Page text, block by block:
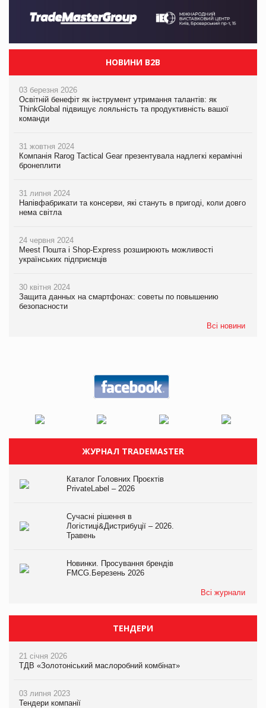
НОВИНИ B2B
03 березня 2026
Освітній бенефіт як інструмент утримання талантів: як
ThinkGlobal підвищує лояльність та продуктивність вашої
команди
31 жовтня 2024
Компанія Rarog Tactical Gear презентувала надлегкі керамічні
бронеплити
31 липня 2024
Напівфабрикати та консерви, які стануть в пригоді, коли довго
нема світла
24 червня 2024
Meest Пошта і Shop-Express розширюють можливості
українських підприємців
30 квітня 2024
Защита данных на смартфонах: советы по повышению
безопасности
Всі новини
ЖУРНАЛ TRADEMASTER
Каталог Головних Проєктів
PrivateLabel – 2026
Сучасні рішення в
Логістиці&Дистрибуції – 2026.
Травень
Новинки. Просування брендів
FMCG.Березень 2026
Всі журнали
ТЕНДЕРИ
21 січня 2026
ТДВ «Золотоніський маслоробний комбінат»
03 липня 2023
Тендери компанії